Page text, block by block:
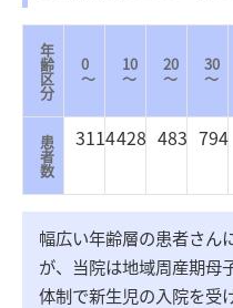
年
齢
区
分
0
～
10
～
20
～
30
～
患
者
数
3114428 483 794
幅広い年齢層の患者さん
が、当院は地域周産期母
体制で新生児の入院を受